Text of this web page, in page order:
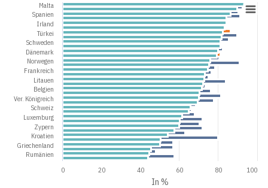
In %
Malta
Spanien
Irland
Türkei
Schweden
Dänemark
Norwegen
Frankreich
Litauen
Belgien
Ver. Königreich
Schweiz
Luxemburg
Zypern
Kroatien
Griechenland
Rumänien
0
20 40 60 80 100